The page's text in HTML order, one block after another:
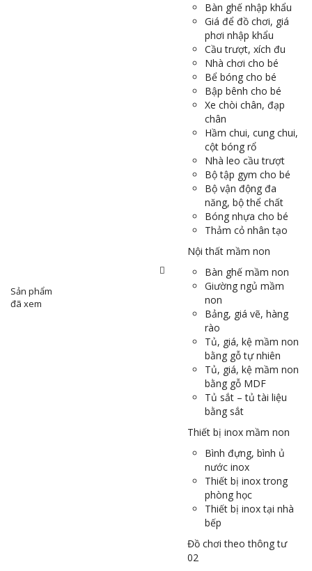
Sản phẩm
đã xem
Bàn ghế nhập khẩu
Giá để đồ chơi, giá
phơi nhập khẩu
Cầu trượt, xích đu
Nhà chơi cho bé
Bể bóng cho bé
Bập bênh cho bé
Xe chòi chân, đạp
chân
Hầm chui, cung chui,
cột bóng rổ
Nhà leo cầu trượt
Bộ tập gym cho bé
Bộ vận động đa
năng, bộ thể chất
Bóng nhựa cho bé
Thảm cỏ nhân tạo
Nội thất mầm non
Bàn ghế mầm non
Giường ngủ mầm
non
Bảng, giá vẽ, hàng
rào
Tủ, giá, kệ mầm non
bằng gỗ tự nhiên
Tủ, giá, kệ mầm non
bằng gỗ MDF
Tủ sắt – tủ tài liệu
bằng sắt
Thiết bị inox mầm non
Bình đựng, bình ủ
nước inox
Thiết bị inox trong
phòng học
Thiết bị inox tại nhà
bếp
Đồ chơi theo thông tư
02